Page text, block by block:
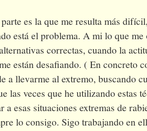
es la que me resulta más
está el problema. A mi lo que
correctas, cuando la
están desafiando. ( En concreto
a llevarme al extremo, buscando
las veces que he utilizando estas
a esas situaciones extremas de
lo consigo. Sigo trabajando en